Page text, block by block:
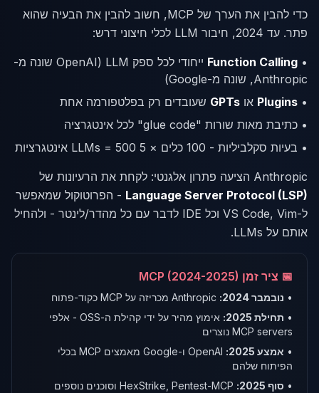
כדי להבין את הערך של MCP, חשוב להבין את הבעיה שהוא
פתר. עד 2024, חיבור LLM לכלי חיצוני דרש:
•
Function Calling
ייחודי לכל ספק LLM (OpenAI שונה מ-
Anthropic, שונה מ-Google)
•
Plugins או GPTs שעובדים רק בפלטפורמה אחת
• כתיבת מאות שורות "glue code" לכל אינטגרציה
• בעיות סקלביליות - 100 כלים × 5 LLMs = 500 אינטגרציות
Anthropic הציעה פתרון אלגנטי: לקחת את הרעיונות של
Language Server Protocol (LSP) - הפרוטוקול שמאפשר
ל-VS Code, Vim וכל IDE לדבר עם כל מהדר/לינטר - ולהחיל
אותם על LLMs.
📅 ציר זמן MCP (2024-2025)
• נובמבר 2024:
• תחילת 2025:
אימוץ מהיר על ידי קהילת ה-OSS - אלפי
MCP servers נוצרים
• אמצע 2025:
OpenAI ו-Google מאמצים MCP בכלי
הפיתוח שלהם
• סוף 2025:
HexStrike, Pentest-MCP וסוכנים נוספים